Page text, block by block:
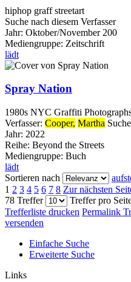
hiphop graff streetart
Suche nach diesem Verfasser
Jahr: Oktober/November 200
Mediengruppe: Zeitschrift
lädt
Spray Nation
1980s NYC Graffiti
Verfasser: Cooper, Martha
Jahr: 2022
Reihe: Beyond the Streets
Mediengruppe: Buch
lädt
Sortieren nach
1 2 3 4 5 6 7 8 Zur nächsten
78 Treffer
Treffer pro
Trefferliste drucken Permalink
versenden
Einfache Suche
Erweiterte Suche
Links